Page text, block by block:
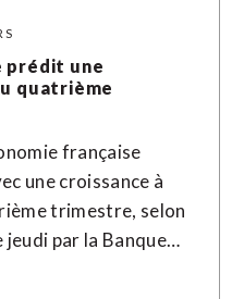
prédit une
quatrième
française
une croissance à
trimestre, selon
par la Banque…